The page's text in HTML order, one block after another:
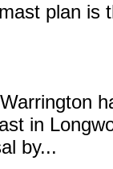
plan is
in
by...